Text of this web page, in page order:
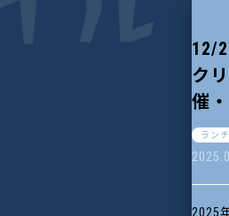
12/
ク
催
ラン
2025